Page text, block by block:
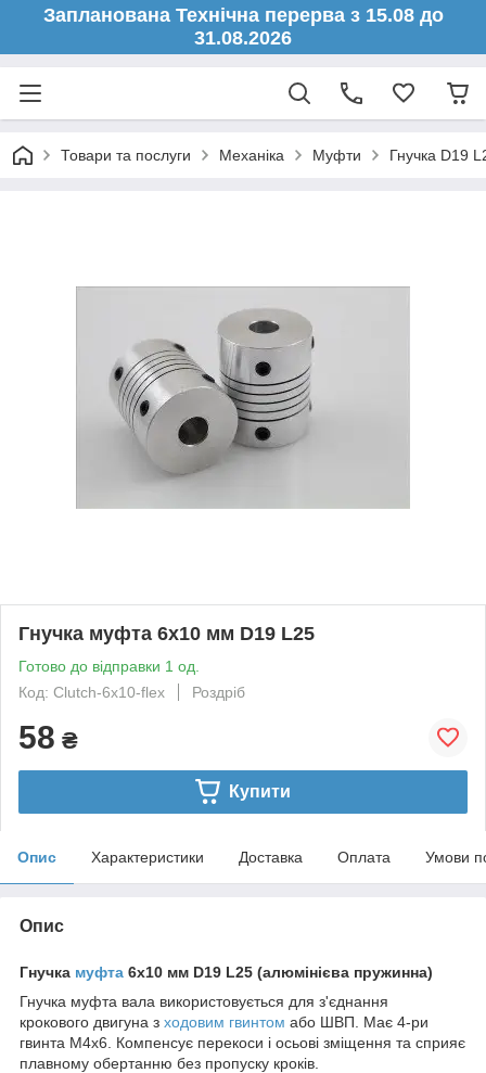
Запланована Технічна перерва з 15.08 до
31.08.2026
Товари та послуги Механіка Муфти Гнучка D19
Гнучка муфта 6х10 мм D19 L25
Готово до відправки 1 од.
Код: Clutch-6x10-flex
Роздріб
58 ₴
Купити
Опис Характеристики Доставка Оплата Умови
Опис
Гнучка муфта 6х10 мм D19 L25 (алюмінієва пружинна)
Гнучка муфта вала використовується для з'єднання
крокового двигуна з ходовим гвинтом або ШВП. Має 4-ри
гвинта M4x6. Компенсує перекоси і осьові зміщення та сприяє
плавному обертанню без пропуску кроків.